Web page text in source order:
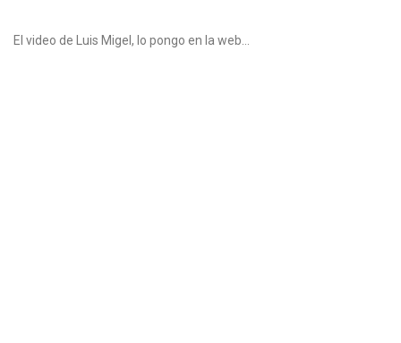
El video de Luis Migel, lo pongo en la web…